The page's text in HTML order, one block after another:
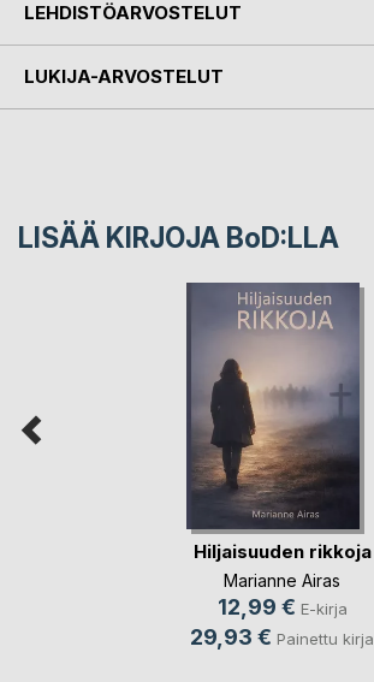
LEHDISTÖARVOSTELUT
LUKIJA-ARVOSTELUT
LISÄÄ KIRJOJA BoD:LLA
Hiljaisuuden rikkoja
Marianne Airas
12,99 € E-kirja
29,93 € Painettu kirja